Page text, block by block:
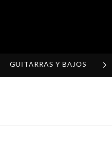
GUITARRAS Y BAJOS